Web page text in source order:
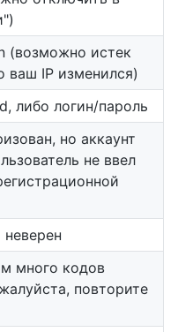
(возможно истек
ваш IP изменился)
либо логин/пароль
но аккаунт
не ввел
много кодов
повторите